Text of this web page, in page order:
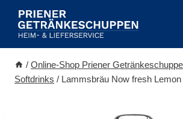
Zum
Inhalt
springen
/ Online-Shop Priener
Softdrinks / Lammsbräu Now fresh Lemon